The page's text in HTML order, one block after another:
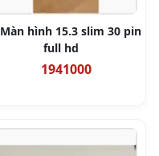
Màn hình 15.3 slim 30 pin
full hd
1941000